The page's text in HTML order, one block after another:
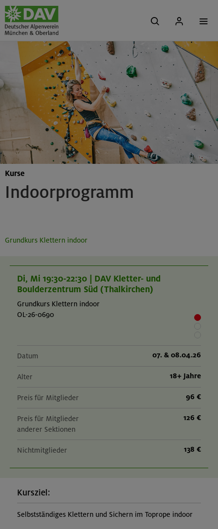
Indoorprogramm
Kurse
Grundkurs Klettern indoor
Di, Mi 19:30-22:30 | DAV Kletter- und
Boulderzentrum Süd (Thalkirchen)
Grundkurs Klettern indoor
OL-26-0690
Datum 07. & 08.04.26
Alter 18+ Jahre
Preis für Mitglieder 96 €
Preis für Mitglieder
anderer Sektionen
126 €
Nichtmitglieder 138 €
Kursziel:
Selbstständiges Klettern und Sichern im Toprope indoor